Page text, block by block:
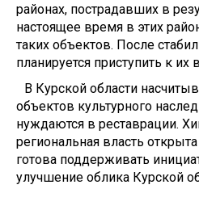
районах, пострадавших в
настоящее время в этих
таких объектов. После
планируется приступить к их
В Курской области
объектов культурного
нуждаются в реставрации.
региональная власть
готова поддерживать
улучшение облика Курской